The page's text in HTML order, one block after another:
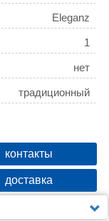
Eleganz
1
нет
традиционный
контакты
доставка